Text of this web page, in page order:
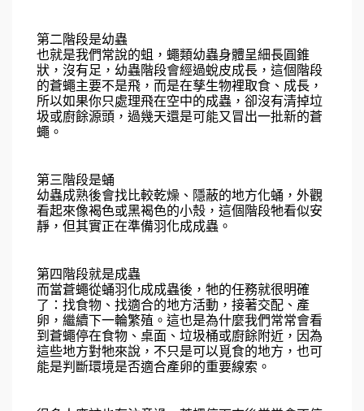
第二階段是幼蟲
也就是我們常說的蛆，蠅類幼蟲身體呈細長圓錐
狀，沒有足，幼蟲階段會經過蛻皮成長，這個階段
的蒼蠅主要不是飛，而是在孳生物裡取食、成長，
所以如果你只處理飛在空中的成蟲，卻沒有清掉垃
圾或廚餘源頭，過幾天還是可能又冒出一批新的蒼
蠅。
第三階段是蛹
幼蟲成熟後會找比較乾燥、隱蔽的地方化蛹，外觀
看起來像褐色或黑褐色的小殼，這個階段牠看似安
靜，但其實正在準備羽化成成蟲。
第四階段就是成蟲
而當蒼蠅從蛹羽化成成蟲後，牠的任務就很明確
了：找食物、找適合的地方活動，接著交配、產
卵，繼續下一輪繁殖。這也是為什麼我們常常會看
到蒼蠅停在食物、桌面、垃圾桶或廚餘附近，因為
這些地方對牠來說，不只是可以覓食的地方，也可
能是判斷環境是否適合產卵的重要線索。